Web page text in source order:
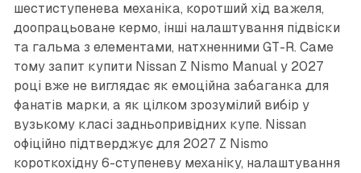
шестиступенева механіка, коротший хід важеля,
доопрацьоване кермо, інші налаштування підвіски
та гальма з елементами, натхненними GT-R. Саме
тому запит купити Nissan Z Nismo Manual у 2027
році вже не виглядає як емоційна забаганка для
фанатів марки, а як цілком зрозумілий вибір у
вузькому класі задньопривідних купе. Nissan
офіційно підтверджує для 2027 Z Nismo
короткохідну 6-ступеневу механіку, налаштування